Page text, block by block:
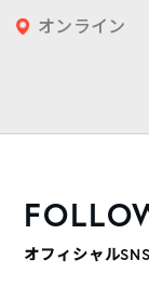
オンライン
オフィシャルSNS